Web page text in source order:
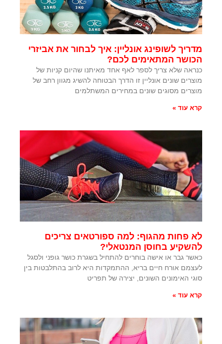
מדריך לשופינג אונליין: איך לבחור את אביזרי
הכושר המתאימים לכם?
כנראה שלא צריך לספר לאף אחד מאיתנו שהיום קניות של
מוצרים שונים אונליין זו הדרך הבטוחה להשיג מגוון רחב של
מוצרים מסוגים שונים במחירים המשתלמים
קרא עוד »
לא פחות מהגוף: למה ספורטאים צריכים
להשקיע בחוסן המנטאלי?
כאשר גבר או אישה בוחרים להתחיל בשגרת כושר גופני ולסגל
לעצמם אורח חיים בריא, ההתמקדות היא לרוב בהתלבטות בין
סוגי האימונים השונים, יצירה של תפריט
קרא עוד »